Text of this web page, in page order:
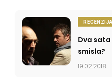
RECENZIJA
Dva
smisla?
19.02.2018